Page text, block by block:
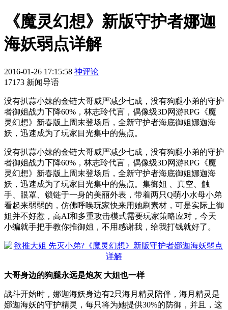
《魔灵幻想》新版守护者娜迦
海妖弱点详解
2016-01-26 17:15:58 神评论
17173 新闻导语
没有扒蒜小妹的金链大哥威严减少七成，没有狗腿小弟的守护
者御姐战力下降60%，林志玲代言，偶像级3D网游RPG《魔
灵幻想》新春版上周末登场后，全新守护者海底御姐娜迦海
妖，迅速成为了玩家目光集中的焦点。
没有扒蒜小妹的金链大哥威严减少七成，没有狗腿小弟的守护
者御姐战力下降60%，林志玲代言，偶像级3D网游RPG《魔
灵幻想》新春版上周末登场后，全新守护者海底御姐娜迦海
妖，迅速成为了玩家目光集中的焦点。集御姐 、真空、触
手、眼罩、锁链于一身的美丽外表，带着两只Q萌小水母小弟
看起来弱弱的，仿佛呼唤玩家快来用她刷素材，可是实际上御
姐并不好惹，高AI和多重攻击模式需要玩家策略应对，今天
小编就手把手教你推御姐，不用感谢我，给我打钱就好了。
大哥身边的狗腿永远是炮灰 大姐也一样
战斗开始时，娜迦海妖身边有2只海月精灵陪伴，海月精灵是
娜迦海妖的守护精灵，每只将为她提供30%的防御，并且，这